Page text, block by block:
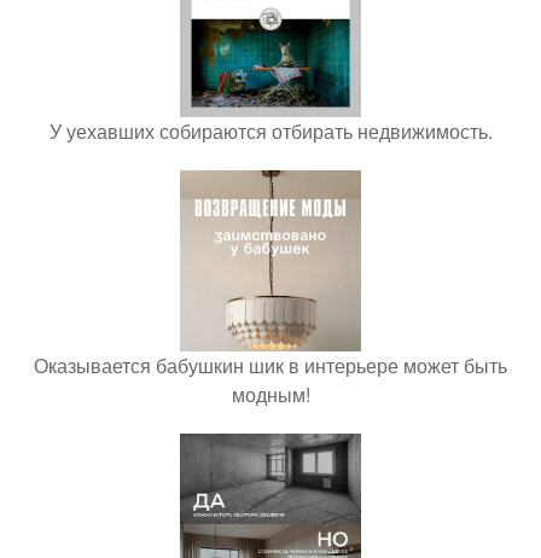
У уехавших собираются отбирать недвижимость.
Оказывается бабушкин шик в интерьере может быть
модным!